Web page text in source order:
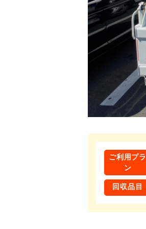
ご利用プラ
ン
回収品目